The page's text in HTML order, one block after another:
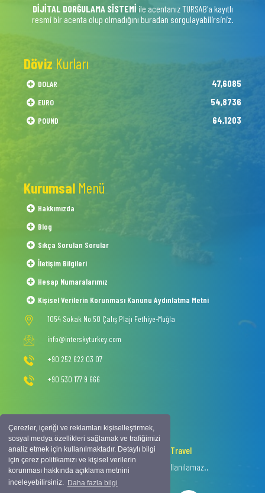
Çerezler, içeriği ve reklamları kişiselleştirmek,
sosyal medya özellikleri sağlamak ve trafiğimizi
analiz etmek için kullanılmaktadır. Detaylı bilgi
için çerez politikamızı ve kişisel verilerin
korunması hakkında açıklama metnini
inceleyebilirsiniz. Daha fazla bilgi
DİJİTAL DORĞULAMA SİSTEMİ ile acentanız TURSAB'a kayıtlı
resmi bir acenta olup olmadığını buradan sorgulayabilirsiniz.
Döviz Kurları
DOLAR 47,6085
EURO 54,8736
POUND 64,1203
Kurumsal Menü
Hakkımızda
Blog
Sıkça Sorulan Sorular
İletişim Bilgileri
Hesap Numaralarımız
Kişisel Verilerin Korunması Kanunu Aydınlatma Metni
1054 Sokak No.50 Çalış Plajı Fethiye-Muğla
info@interskyturkey.com
+90 252 622 03 07
+90 530 177 9 666
2020 © Copyright -Intersky Travel
Tüm hakkı saklıdır, izinsiz içerik kullanılamaz..